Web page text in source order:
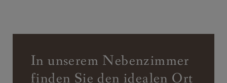
In unserem Nebenzimmer
finden Sie den idealen Ort